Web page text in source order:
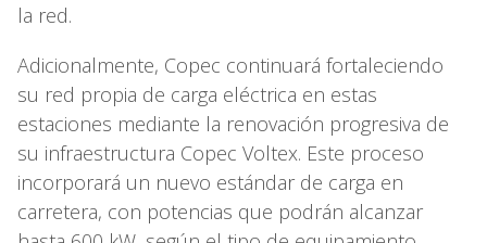
la red.
Adicionalmente, Copec continuará fortaleciendo
su red propia de carga eléctrica en estas
estaciones mediante la renovación progresiva de
su infraestructura Copec Voltex. Este proceso
incorporará un nuevo estándar de carga en
carretera, con potencias que podrán alcanzar